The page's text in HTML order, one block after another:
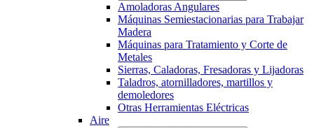
Amoladoras Angulares
Máquinas Semiestacionarias para Trabajar
Madera
Máquinas para Tratamiento y Corte de
Metales
Sierras, Caladoras, Fresadoras y Lijadoras
Taladros, atornilladores, martillos y
demoledores
Otras Herramientas Eléctricas
Aire